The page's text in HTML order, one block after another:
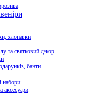
хлопавки
та святковий декор
банти
набори
аксесуари